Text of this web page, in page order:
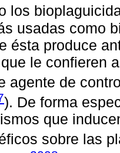
los
usadas como
ésta produce
le confieren
agente de
). De forma
que
sobre las